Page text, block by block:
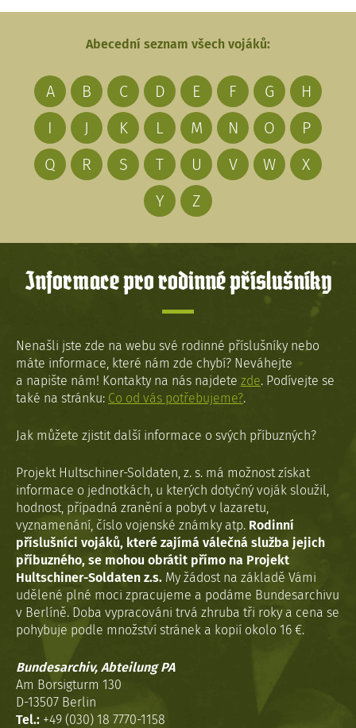
Abecední seznam všech vojáků:
A B C D E F G
H
I
J K L M N O
P
Q
R S T U V W
X
Y
Z
Informace pro rodinné příslušníky
Nenašli jste zde na webu své rodinné příslušníky nebo
máte informace, které nám zde chybí? Neváhejte
a napište nám! Kontakty na nás najdete zde. Podívejte se
také na stránku: Co od vás potřebujeme?.
Jak můžete zjistit další informace o svých příbuzných?
Projekt Hultschiner-Soldaten, z. s. má možnost získat
informace o jednotkách, u kterých dotyčný voják sloužil,
hodnost, případná zranění a pobyt v lazaretu,
vyznamenání, číslo vojenské známky atp. Rodinní
příslušníci vojáků, které zajímá válečná služba jejich
příbuzného, se mohou obrátit přímo na Projekt
Hultschiner-Soldaten z.s. My žádost na základě Vámi
udělené plné moci zpracujeme a podáme Bundesarchivu
v Berlíně. Doba vypracováni trvá zhruba tři roky a cena se
pohybuje podle množství stránek a kopií okolo 16 €.
Bundesarchiv, Abteilung PA
Am Borsigturm 130
D-13507 Berlin
Tel.: +49 (030) 18 7770-1158